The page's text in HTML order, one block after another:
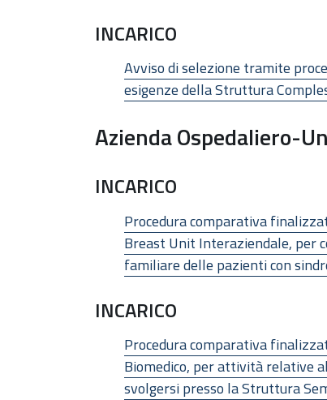
INCARICO
Avviso di selezione tramite
esigenze della Struttura
Azienda Ospedaliero-
INCARICO
Procedura comparativa
Breast Unit Interaziendale, per
familiare delle pazienti con
INCARICO
Procedura comparativa
Biomedico, per attività relative
svolgersi presso la Struttura